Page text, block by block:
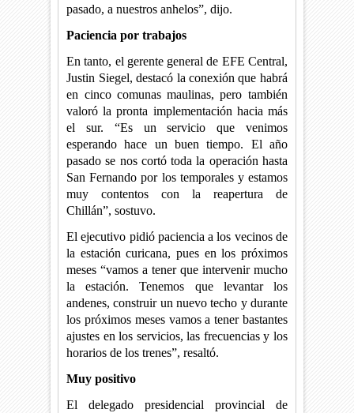
pasado, a nuestros anhelos”, dijo.
Paciencia por trabajos
En tanto, el gerente general de EFE Central,
Justin Siegel, destacó la conexión que habrá
en cinco comunas maulinas, pero también
valoró la pronta implementación hacia más
el sur. “Es un servicio que venimos
esperando hace un buen tiempo. El año
pasado se nos cortó toda la operación hasta
San Fernando por los temporales y estamos
muy contentos con la reapertura de
Chillán”, sostuvo.
El ejecutivo pidió paciencia a los vecinos de
la estación curicana, pues en los próximos
meses “vamos a tener que intervenir mucho
la estación. Tenemos que levantar los
andenes, construir un nuevo techo y durante
los próximos meses vamos a tener bastantes
ajustes en los servicios, las frecuencias y los
horarios de los trenes”, resaltó.
Muy positivo
El delegado presidencial provincial de